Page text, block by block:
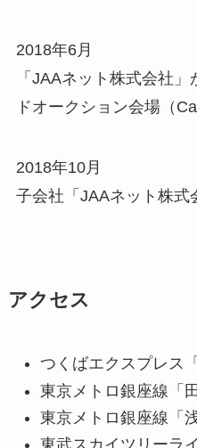
2018年6月
「JAAネット株式会社
ドオークション会場（
2018年10月
子会社「JAAネット株式
アクセス
つくばエクスプレス
東京メトロ銀座線「
東京メトロ銀座線「